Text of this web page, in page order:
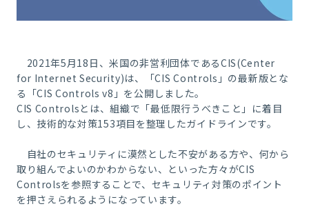
2021年5月18日、米国の非営利団体であるCIS(Center
for Internet Security)は、「CIS Controls」の最新版とな
る「CIS Controls v8」を公開しました。
CIS Controlsとは、組織で「最低限行うべきこと」に着目
し、技術的な対策153項目を整理したガイドラインです。
自社のセキュリティに漠然とした不安がある方や、何から
取り組んでよいのかわからない、といった方々がCIS
Controlsを参照することで、セキュリティ対策のポイント
を押さえられるようになっています。